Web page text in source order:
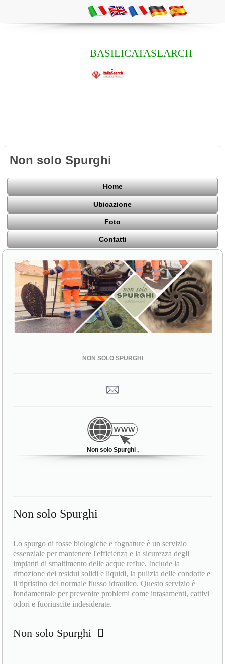
BASILICATASEARCH
Non solo Spurghi
Home
Ubicazione
Foto
Contatti
NON SOLO SPURGHI
Non solo Spurghi ,
Non solo Spurghi
Lo spurgo di fosse biologiche e fognature è un servizio
essenziale per mantenere l'efficienza e la sicurezza degli
impianti di smaltimento delle acque reflue. Include la
rimozione dei residui solidi e liquidi, la pulizia delle condotte e
il ripristino del normale flusso idraulico. Questo servizio è
fondamentale per prevenire problemi come intasamenti, cattivi
odori e fuoriuscite indesiderate.
Non solo Spurghi